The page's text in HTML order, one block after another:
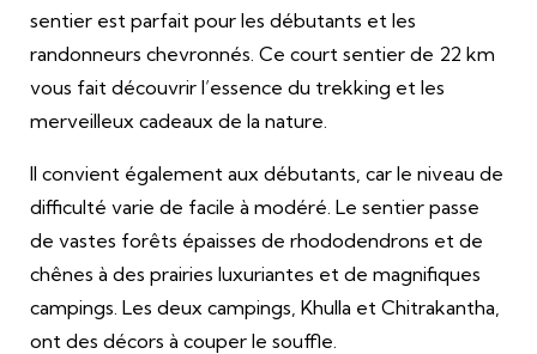
sentier est parfait pour les débutants et les
randonneurs chevronnés. Ce court sentier de 22 km
vous fait découvrir l’essence du trekking et les
merveilleux cadeaux de la nature.
Il convient également aux débutants, car le niveau de
difficulté varie de facile à modéré. Le sentier passe
de vastes forêts épaisses de rhododendrons et de
chênes à des prairies luxuriantes et de magnifiques
campings. Les deux campings, Khulla et Chitrakantha,
ont des décors à couper le souffle.